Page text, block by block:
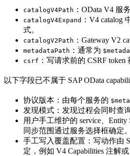
catalogV4Path ：OData V4 服
catalogV4Expand ：V4 catalog
式。
catalogV2Path ：Gateway V2
metadataPath ：通常为
csrf ：写请求前的 CSRF token
以下字段已不属于 SAP OData
协议版本：由每个服务的
发现模式：发现过程会同时查
用户手工维护的 service、Entity
同步范围通过服务选择框确定。
手工写入覆盖配置：写动作由
定，例如 V4 Capabilities 注解